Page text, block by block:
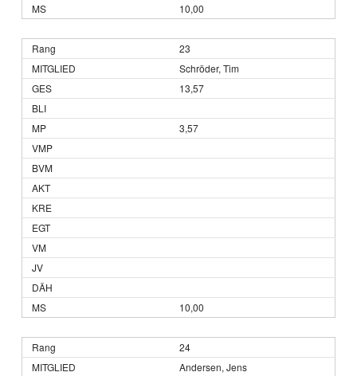
10,00
23
Schröder, Tim
13,57
3,57
10,00
24
Andersen, Jens